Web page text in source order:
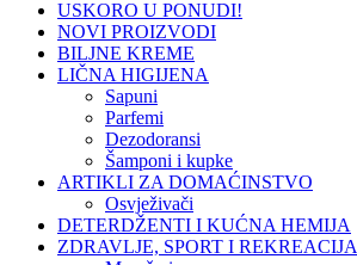
USKORO U PONUDI!
NOVI PROIZVODI
BILJNE KREME
LIČNA HIGIJENA
Sapuni
Parfemi
Dezodoransi
Šamponi i kupke
ARTIKLI ZA DOMAĆINSTVO
Osvježivači
DETERDŽENTI I KUĆNA HEMIJA
ZDRAVLJE, SPORT I REKREACIJA